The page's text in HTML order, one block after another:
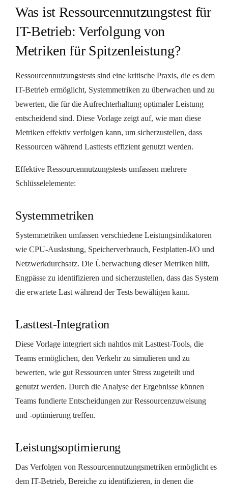
Was ist Ressourcennutzungstest für
IT-Betrieb: Verfolgung von
Metriken für Spitzenleistung?
Ressourcennutzungstests sind eine kritische Praxis, die es dem
IT-Betrieb ermöglicht, Systemmetriken zu überwachen und zu
bewerten, die für die Aufrechterhaltung optimaler Leistung
entscheidend sind. Diese Vorlage zeigt auf, wie man diese
Metriken effektiv verfolgen kann, um sicherzustellen, dass
Ressourcen während Lasttests effizient genutzt werden.
Effektive Ressourcennutzungstests umfassen mehrere
Schlüsselelemente:
Systemmetriken
Systemmetriken umfassen verschiedene Leistungsindikatoren
wie CPU-Auslastung, Speicherverbrauch, Festplatten-I/O und
Netzwerkdurchsatz. Die Überwachung dieser Metriken hilft,
Engpässe zu identifizieren und sicherzustellen, dass das System
die erwartete Last während der Tests bewältigen kann.
Lasttest-Integration
Diese Vorlage integriert sich nahtlos mit Lasttest-Tools, die
Teams ermöglichen, den Verkehr zu simulieren und zu
bewerten, wie gut Ressourcen unter Stress zugeteilt und
genutzt werden. Durch die Analyse der Ergebnisse können
Teams fundierte Entscheidungen zur Ressourcenzuweisung
und -optimierung treffen.
Leistungsoptimierung
Das Verfolgen von Ressourcennutzungsmetriken ermöglicht es
dem IT-Betrieb, Bereiche zu identifizieren, in denen die